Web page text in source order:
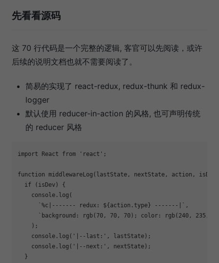
先看看源码
这 70 行代码是一个完整的逻辑, 客官可以先阅读，或许
后续的说明文档也就不需要阅读了。
简易的实现了 react-redux, redux-thunk 和 redux-
logger
默认使用 reducer-in-action 的风格, 也可声明传统
的 reducer 风格
import React from 'react' ;
function middlewareLog ( lastState, nextState, action, isDev
if (isDev) {
console .log(
`%c|------- redux: ${action.type} -------|` ,
`background: rgb(70, 70, 70); color: rgb(240, 235,
    );
console .log( '|--last:' , lastState);
console .log( '|--next:' , nextState);
  }